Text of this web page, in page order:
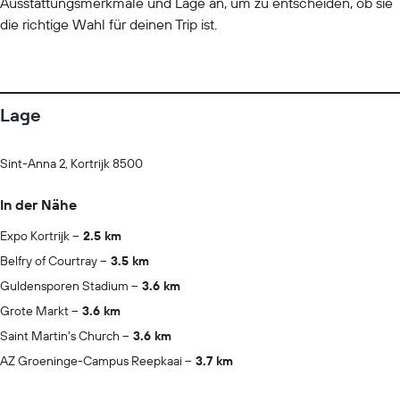
die richtige Wahl für deinen Trip ist.
Lage
Sint-Anna 2, Kortrijk 8500
In der Nähe
Expo Kortrijk
2.5 km
Belfry of Courtray
3.5 km
Guldensporen Stadium
3.6 km
Grote Markt
3.6 km
Saint Martin's Church
3.6 km
AZ Groeninge-Campus Reepkaai
3.7 km